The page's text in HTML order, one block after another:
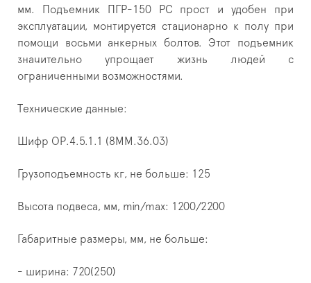
мм. Подъемник ПГР-150 РС прост и удобен при
эксплуатации, монтируется стационарно к полу при
помощи восьми анкерных болтов. Этот подъемник
значительно упрощает жизнь людей с
ограниченными возможностями.
Технические данные:
Шифр ОР.4.5.1.1 (8ММ.36.03)
Грузоподъемность кг, не больше: 125
Высота подвеса, мм, min/max: 1200/2200
Габаритные размеры, мм, не больше:
- ширина: 720(250)